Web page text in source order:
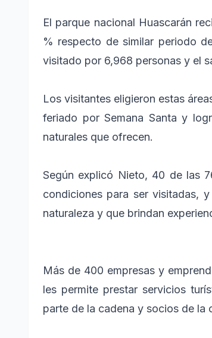
El parque nacional Huascarán
% respecto de similar periodo
visitado por 6,968 personas y el
Los visitantes eligieron estas
feriado por Semana Santa y
naturales que ofrecen.
Según explicó Nieto, 40 de las
condiciones para ser visitadas,
naturaleza y que brindan
Más de 400 empresas y
les permite prestar servicios
parte de la cadena y socios de la